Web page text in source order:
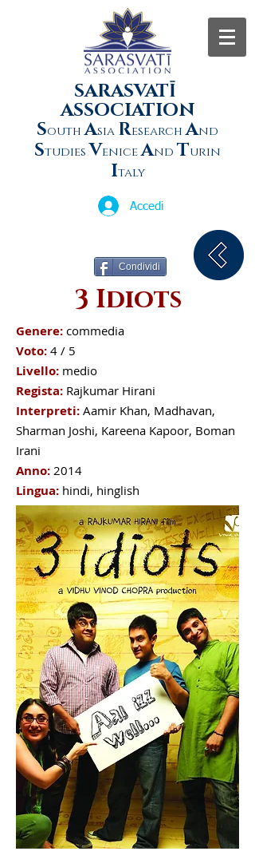
SARASVATĪ
ASSOCIATION
South Asia Research And
Studies VeniceAnd Turin
Italy
Accedi
Condividi
3 Idiots
Genere: commedia
Voto: 4 / 5
Livello: medio
Regista: Rajkumar Hirani
Interpreti: Aamir Khan, Madhavan,
Sharman Joshi, Kareena Kapoor, Boman
Irani
Anno: 2014
Lingua: hindi, hinglish